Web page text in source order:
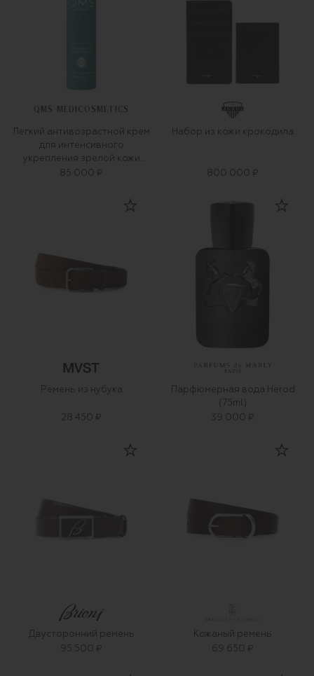
QMS MEDICOSMETICS
Легкий антивозрастной крем
для интенсивного
укрепления зрелой кожи
«3D-коллаген» (50ml)
85 000 ₽
Набор из кожи крокодила
800 000 ₽
Ремень из нубука
28 450 ₽
Парфюмерная вода Herod
(75ml)
39 000 ₽
Двусторонний ремень
95 500 ₽
Кожаный ремень
69 650 ₽